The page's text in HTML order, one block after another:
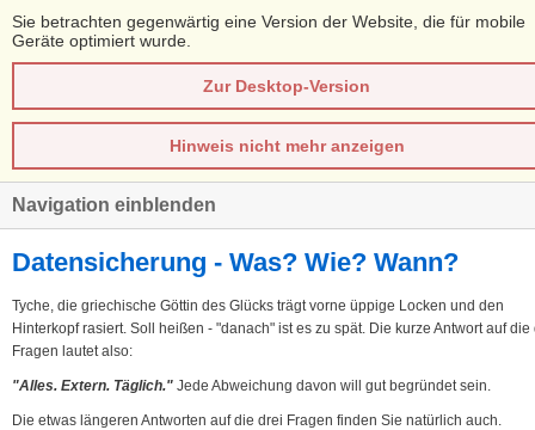
Sie betrachten gegenwärtig eine Version der Website, die für mobile
Geräte optimiert wurde.
Zur Desktop-Version
Hinweis nicht mehr anzeigen
Navigation einblenden
Datensicherung - Was? Wie? Wann?
Tyche, die griechische Göttin des Glücks trägt vorne üppige Locken und den
Hinterkopf rasiert. Soll heißen - "danach" ist es zu spät. Die kurze Antwort auf die
Fragen lautet also:
"Alles. Extern. Täglich." Jede Abweichung davon will gut begründet sein.
Die etwas längeren Antworten auf die drei Fragen finden Sie natürlich auch.